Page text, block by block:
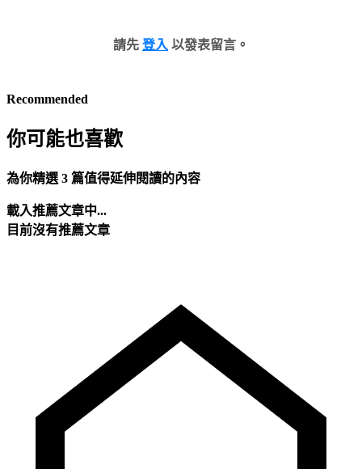
請先 登入 以發表留言。
Recommended
你可能也喜歡
為你精選 3 篇值得延伸閱讀的內容
載入推薦文章中...
目前沒有推薦文章